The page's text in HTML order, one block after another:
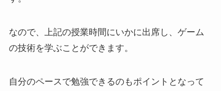
なので、上記の授業時間にいかに出席し、ゲーム
の技術を学ぶことができます。
自分のペースで勉強できるのもポイントとなって